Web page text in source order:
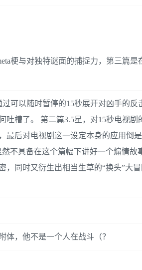
梗与对独特谜面的捕捉力，第三篇是
可以随时暂停的15秒展开对凶手的
槽了。 第二篇3.5星，对15秒电视
后对电视剧这一设定本身的应用倒
不具备在这个篇幅下讲好一个煽情故
同时又衍生出相当生草的“换头”大
体，他不是一个人在战斗（？